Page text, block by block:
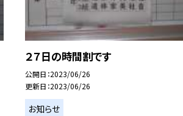
２７日の時間割です
公開日 2023/06/26
更新日 2023/06/26
お知らせ